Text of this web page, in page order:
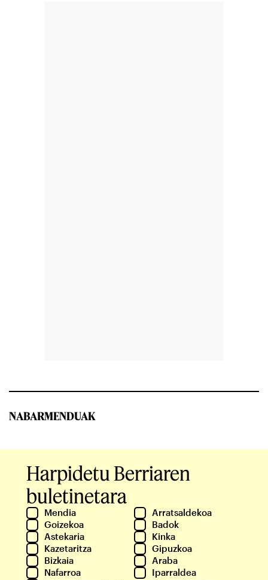
NABARMENDUAK
Harpidetu Berriaren
buletinetara
Mendia
Arratsaldekoa
Goizekoa
Badok
Astekaria
Kinka
Kazetaritza
Gipuzkoa
Bizkaia
Araba
Nafarroa
Iparraldea